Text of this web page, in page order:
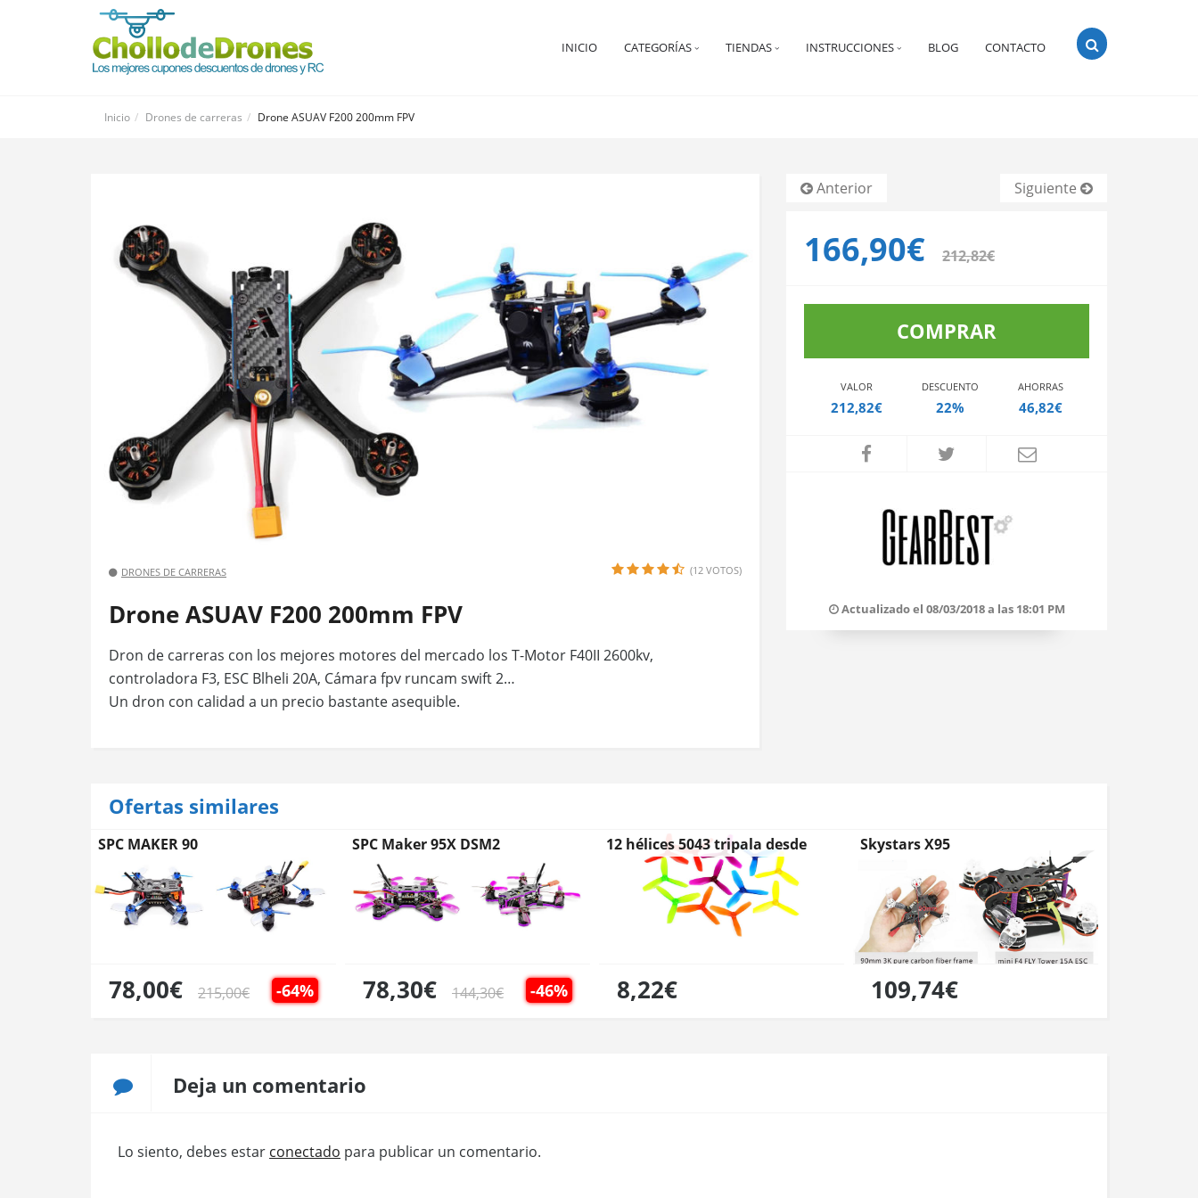
INICIO CATEGORÍAS TIENDAS INSTRUCCIONES BLOG CONTACTO
Inicio Drones de carreras Drone ASUAV F200 200mm FPV
Anterior Siguiente
DRONES DE CARRERAS (12 VOTOS)
Drone ASUAV F200 200mm FPV
Dron de carreras con los mejores motores del mercado los T-Motor F40II 2600kv,
controladora F3, ESC Blheli 20A, Cámara fpv runcam swift 2…
Un dron con calidad a un precio bastante asequible.
166,90€ 212,82€
COMPRAR
VALOR
212,82€
DESCUENTO
22%
AHORRAS
46,82€
Actualizado el 08/03/2018 a las 18:01 PM
Ofertas similares
SPC MAKER 90
-64%
78,00€ 215,00€
SPC Maker 95X DSM2
-46%
78,30€ 144,30€
12 hélices 5043 tripala desde
España
8,22€
Skystars X95
109,74€
Deja un comentario
Lo siento, debes estar conectado para publicar un comentario.